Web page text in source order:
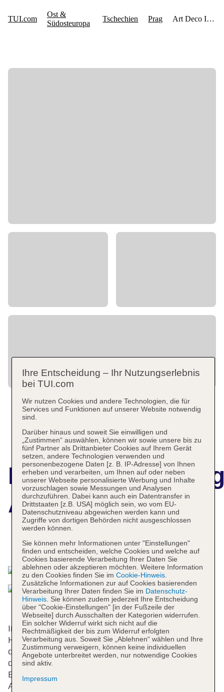
Art Deco Imperial
Das bietet Ihre Unterkunft
Im Jahr 1914 wurde das Cityhotel gebaut. Das
Hotel bietet 126 Nichtraucherzimmer auf 6 Etagen,
die mit einem Aufzug erreichbar sind. Englisch- und
deutschsprachiges Personal an der Rezeption im
Empfangsbereich steht zur Seite beim Ein- und
Auschecken. Serviceleistungen wie eine
Ihre Entscheidung – Ihr Nutzungserlebnis
bei TUI.com
Wir nutzen Cookies und andere Technologien, die für
Services und Funktionen auf unserer Website notwendig
sind.
Darüber hinaus und soweit Sie einwilligen und
„Zustimmen“ auswählen, können wir sowie unsere bis zu
fünf Partner als Drittanbieter Cookies auf Ihrem Gerät
setzen, andere Technologien verwenden und
personenbezogene Daten [z. B. IP-Adresse] von Ihnen
erheben und verarbeiten, um Ihnen auf oder neben
unserer Webseite personalisierte Werbung und Inhalte
vorzuschlagen sowie Messungen und Analysen
durchzuführen. Dabei kann auch ein Datentransfer in
Drittstaaten [z.B. USA] möglich sein, wo vom EU-
Datenschutzniveau abgewichen werden kann und
Zugriffe von dortigen Behörden nicht ausgeschlossen
werden können.
Sie können mehr Informationen unter "Einstellungen"
finden und entscheiden, welche Cookies und welche auf
Cookies basierende Verarbeitung Ihrer Daten Sie
ablehnen oder akzeptieren möchten. Weitere Information
zu den Cookies finden Sie im Cookie-Hinweis.
Zusätzliche Informationen zur auf Cookies basierenden
Verarbeitung Ihrer Daten finden Sie im Datenschutz-
Hinweis. Sie können zudem jederzeit Ihre Entscheidung
über "Cookie-Einstellungen" [in der Fußzeile der
Webseite] durch Ausschalten der Kategorien widerrufen.
Ein solcher Widerruf wirkt sich nicht auf die
Rechtmäßigkeit der bis zum Widerruf erfolgten
Verarbeitung aus. Soweit Sie „Ablehnen“ wählen und Ihre
Zustimmung verweigern, können keine individuellen
Angebote unterbreitet werden, nur notwendige Cookies
sind aktiv.
Impressum